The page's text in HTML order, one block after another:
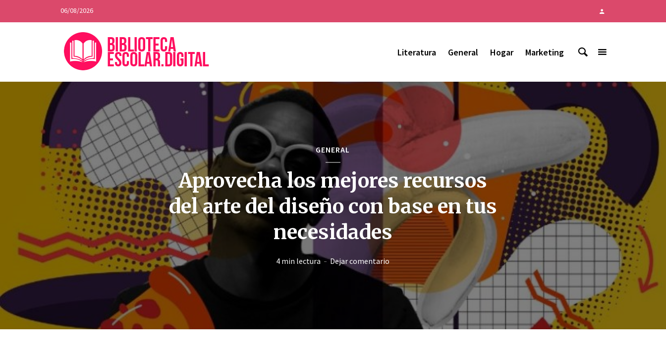
06/08/2026
Literatura General Hogar Marketing
GENERAL
Aprovecha los mejores recursos
del arte del diseño con base en tus
necesidades
4 min lectura Dejar comentario